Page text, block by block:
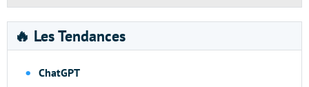
🔥 Les Tendances
ChatGPT